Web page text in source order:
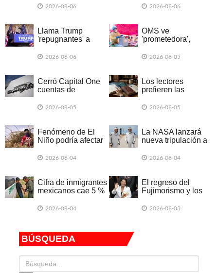
2026-08-06
ucraniana
2026-08-06
Llama Trump
'repugnantes' a
por aranceles
2026-08-06
OMS ve
'prometedora',
contra brote de
2026-08-05
Cerró Capital One
cuentas de
por posible lavado
2026-08-05
Los lectores
prefieren las
con IA que las
2026-08-05
Fenómeno de El
Niño podría afectar
Latinoamérica
2026-08-04
La NASA lanzará
nueva tripulación a
nuevos trajes
2026-08-04
Cifra de inmigrantes
mexicanos cae 5 %
vez desde 1980
2026-08-04
El regreso del
Fujimorismo y los
2026-08-03
BÚSQUEDA